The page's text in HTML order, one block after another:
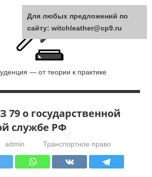
— от теории к практике
79 о государственной
службе РФ
admin Транспортное право
Для любых предложений по
сайту: witchleather@cp9.ru